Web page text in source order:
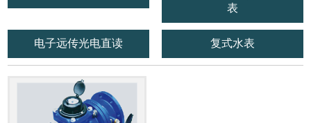
表
电子远传光电直读 复式水表